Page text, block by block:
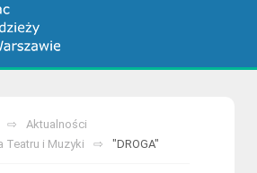
Aktualności
Teatru i Muzyki
"DROGA"